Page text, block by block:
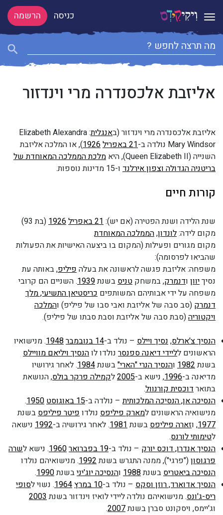
Toggle navigation כניסה הרשמה
אליזבת אלכסנדרה מרי וינדזור
אליזבת אלכסנדרה מרי וינדזור (באנגלית: Elizabeth
Alexandra
Mary Windsor נולדה ב-
21 באפריל 1926), או המלכה אליזבת
השנייה (Queen Elizabeth II), היא
מלכת הממלכה המאוחדת של
בריטניה הגדולה וצפון אירלנד ו-15 מדינות נוספות.
קורות חיים
שנת הלידה ושנת הפטירה (אם יש):21 באפריל 1926(בת 93)
מקום לידה:לונדון,הממלכה המאוחדת
מקום מגורים ופעילות (המקום בו ביצעה האישיות את הפעולות
שהביאו לפרסומה):
משפחה: אליזבת פגשה לראשונה את בעלהפיליפ, באותה עת
נסיךיוון ודנמרק, במשחק טניסבשנת1939. השניים הם קרובי
משפחה על ידי אבותיהם המשותפים כריסטיאן התשיעי, מלך
דנמרק (סב סבה של אליזבת ואבי סבו של פיליפ) והמלכה
ויקטוריה(סבת סבה של אליזבת וסבת סבתו של פיליפ).
הנסיך צ'ארלס,נסיך ויילס – נולד ב-14 בנובמבר 1948. מנישואיו
הראשונים לליידי דיאנה ספנסר נולדו לוהנסיך ויליאם מוויילס
בשנת1982 והנסיך הנרי "הארי"בשנת1984. לאחר גירושיו
מדיאנה ב-1996, נישא ב-2005לקמילה פרקר בולס, הנושאת
בתוארדוכסית קורנוול.
הנסיכה אן, הנסיכה המלכותית– נולדה ב-15 באוגוסט 1950
.
מנישואיה הראשונים למארק פיליפס נולדופיטר פיליפסבשנת
1977, וזארה פיליפסבשנת1981. לאחר גירושיה ב-1992 נישאה
לטימותי לורנס.
הנסיך אנדרו, דוכס יורק – נולד ב-19 בפברואר 1960. נישא לשרה
פרגוסון("פרגי"), ממנה התגרש בשנת1992. מנישואיהם נולדו
הנסיכה ביאטריסבשנת1988 והנסיכה יוג'יניבשנת1990
.
הנסיך אדוארד, רוזן וסקס – נולד ב-10 במרץ 1964. נשוי לסופי
ריס-ג'ונס. מנישואיהם נולדה ליידי לואיז וינדזור בשנת2003
וג'יימס, ויסקונט סברן בשנת2007
.